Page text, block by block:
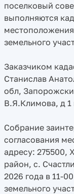
поселковый
выполняются
земельного
Заказчиком
Станислав
обл,
В.Я.Климова, д 1
Собрание
согласования
адресу: 275500,
район, с.
2026 года в 11-
земельного